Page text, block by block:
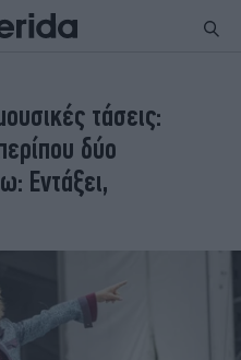
ΕΛΛΑΔΑ
ΚΟΣΜΟΣ
ΠΑΝΕΛΛΗΝΙΕΣ
ENGLISH EDITION
TRAVEL
ΥΓΕΙΑ
τάσεις:
δύο
Εντάξει,